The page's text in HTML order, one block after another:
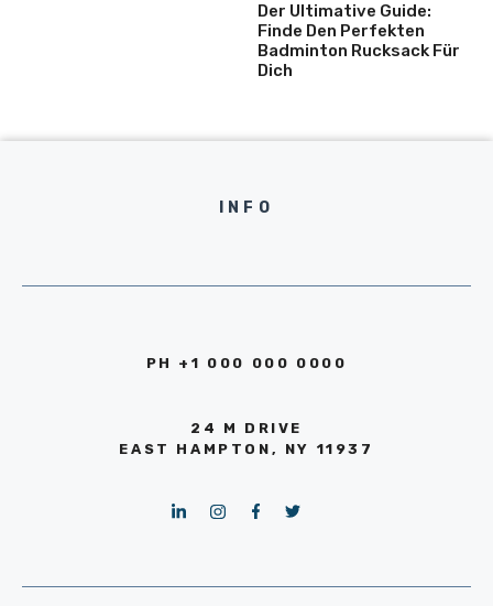
Der Ultimative Guide:
Finde Den Perfekten
Badminton Rucksack Für
Dich
INFO
PH +1 000 000 0000
24 M DRIVE
EAST HAMPTON, NY 11937